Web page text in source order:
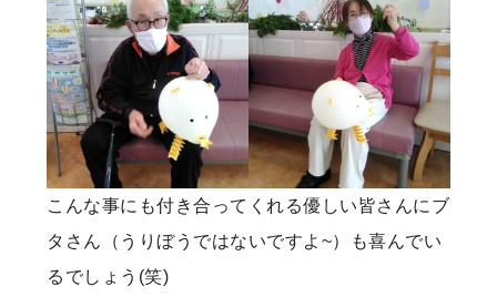
こんな事にも付き合ってくれる優しい皆さんにブ
タさん（うりぼうではないですよ~）も喜んでい
るでしょう(笑)